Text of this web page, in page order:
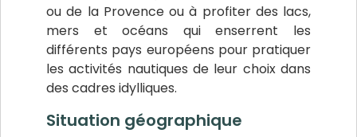
ou de la Provence ou à profiter des lacs,
mers et océans qui enserrent les
différents pays européens pour pratiquer
les activités nautiques de leur choix dans
des cadres idylliques.
Situation géographique